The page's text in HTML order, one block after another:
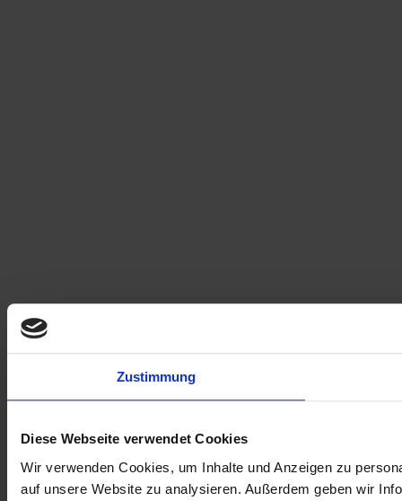
Zustimmung
Diese Webseite verwendet Cookies
Wir verwenden Cookies, um Inhalte und Anzeigen zu
auf unsere Website zu analysieren. Außerdem geben wir